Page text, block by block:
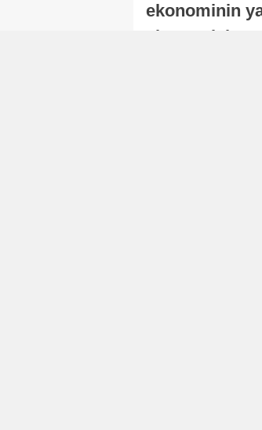
ekonominin
ekonomisi,